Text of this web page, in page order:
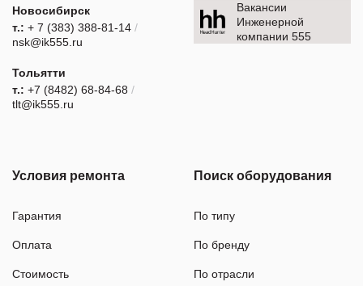
Новосибирск
т.: + 7 (383) 388-81-14 /
nsk@ik555.ru
Тольятти
т.: +7 (8482) 68-84-68 /
tlt@ik555.ru
Вакансии
Инженерной
компании 555
Условия ремонта
Гарантия
Оплата
Стоимость
Поиск оборудования
По типу
По бренду
По отрасли